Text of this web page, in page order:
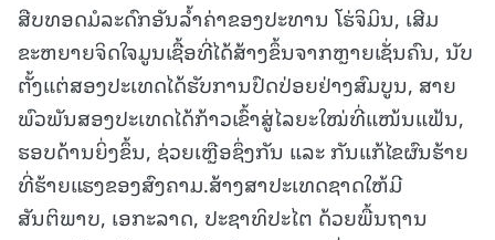
ສືບທອດມໍລະດົກອັນລໍ້າຄ່າຂອງປະທານ ໂຮ່ຈິມິນ, ເສີມ
ຂະຫຍາຍຈິດໃຈມູນເຊື້ອທີ່ໄດ້ສ້າງຂຶ້ນຈາກຫຼາຍເຊັ່ນຄົນ, ນັບ
ຕັ້ງແຕ່ສອງປະເທດໄດ້ຮັບການປົດປ່ອຍຢ່າງສົມບູນ, ສາຍ
ພົວພັນສອງປະເທດໄດ້ກ້າວເຂົ້າສູ່ໄລຍະໃໝ່ທີ່ແໜ້ນແຟ້ນ,
ຮອບດ້ານຍິ່ງຂຶ້ນ, ຊ່ວຍເຫຼືອຊຶ່ງກັນ ແລະ ກັນແກ້ໄຂຜົນຮ້າຍ
ທີ່ຮ້າຍແຮງຂອງສົງຄາມ.ສ້າງສາປະເທດຊາດໃຫ້ມີ
ສັນຕິພາບ, ເອກະລາດ, ປະຊາທິປະໄຕ ດ້ວຍພື້ນຖານ